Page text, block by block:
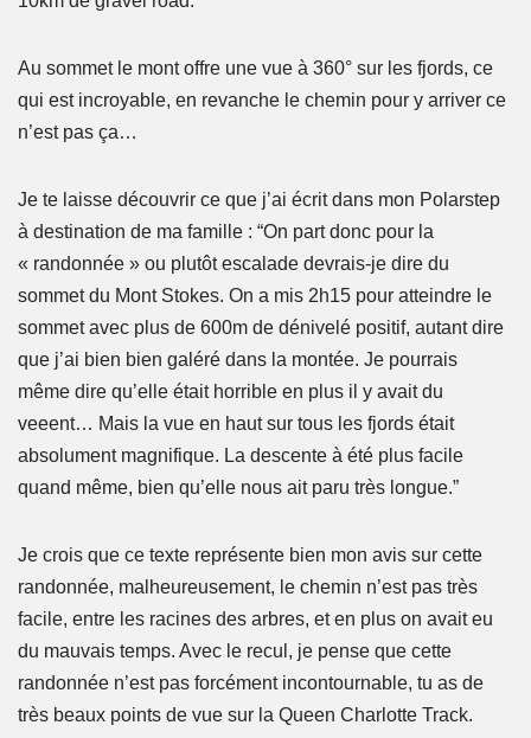
Au sommet le mont offre une vue à 360° sur les fjords, ce
qui est incroyable, en revanche le chemin pour y arriver ce
n’est pas ça…
Je te laisse découvrir ce que j’ai écrit dans mon Polarstep
à destination de ma famille : “On part donc pour la
« randonnée » ou plutôt escalade devrais-je dire du
sommet du Mont Stokes. On a mis 2h15 pour atteindre le
sommet avec plus de 600m de dénivelé positif, autant dire
que j’ai bien bien galéré dans la montée. Je pourrais
même dire qu’elle était horrible en plus il y avait du
veeent… Mais la vue en haut sur tous les fjords était
absolument magnifique. La descente à été plus facile
quand même, bien qu’elle nous ait paru très longue.”
Je crois que ce texte représente bien mon avis sur cette
randonnée, malheureusement, le chemin n’est pas très
facile, entre les racines des arbres, et en plus on avait eu
du mauvais temps. Avec le recul, je pense que cette
randonnée n’est pas forcément incontournable, tu as de
très beaux points de vue sur la Queen Charlotte Track.